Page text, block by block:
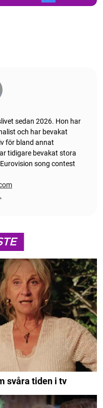
sedan 2026. Hon har
och har bevakat
för bland annat
tidigare bevakat stora
song contest
svåra tiden i tv